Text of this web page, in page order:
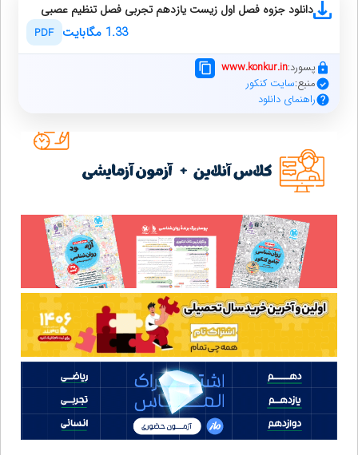
دانلود جزوه فصل اول زیست یازدهم تجربی‎ فصل تنظیم عصبی
1.33 مگابایت PDF
منبع:سایت کنکور
پسورد:www.konkur.in
راهنمای دانلود